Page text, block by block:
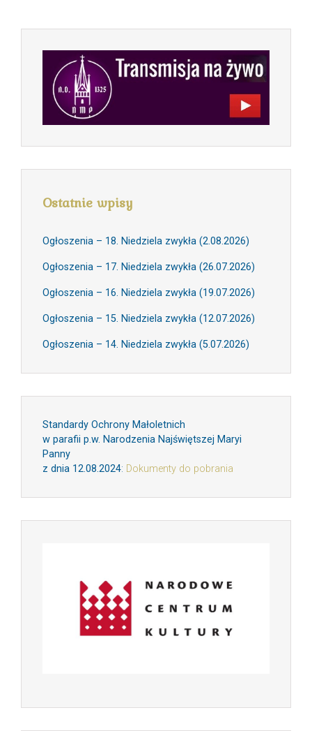
Ostatnie wpisy
Ogłoszenia – 18. Niedziela zwykła (2.08.2026)
Ogłoszenia – 17. Niedziela zwykła (26.07.2026)
Ogłoszenia – 16. Niedziela zwykła (19.07.2026)
Ogłoszenia – 15. Niedziela zwykła (12.07.2026)
Ogłoszenia – 14. Niedziela zwykła (5.07.2026)
Standardy Ochrony Małoletnich
w parafii p.w. Narodzenia Najświętszej Maryi
Panny
z dnia 12.08.2024: Dokumenty do pobrania